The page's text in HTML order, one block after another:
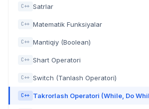
C++ Satrlar
C++ Matematik Funksiyalar
C++ Mantiqiy (Boolean)
C++ Shart Operatori
C++ Switch (Tanlash Operatori)
C++ Takrorlash Operatori (While, Do